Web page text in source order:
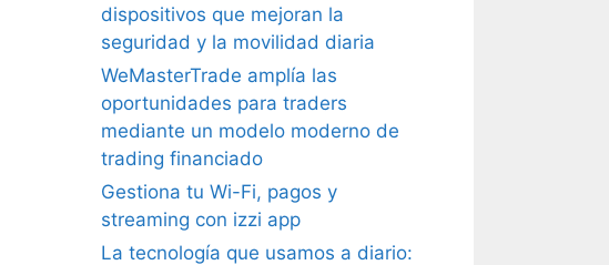
dispositivos que mejoran la
seguridad y la movilidad diaria
WeMasterTrade amplía las
oportunidades para traders
mediante un modelo moderno de
trading financiado
Gestiona tu Wi-Fi, pagos y
streaming con izzi app
La tecnología que usamos a diario: